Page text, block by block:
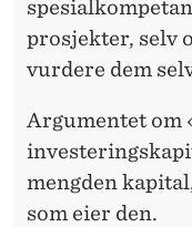
prosjekter, selv
vurdere dem
Argumentet om
mengden
som eier den.